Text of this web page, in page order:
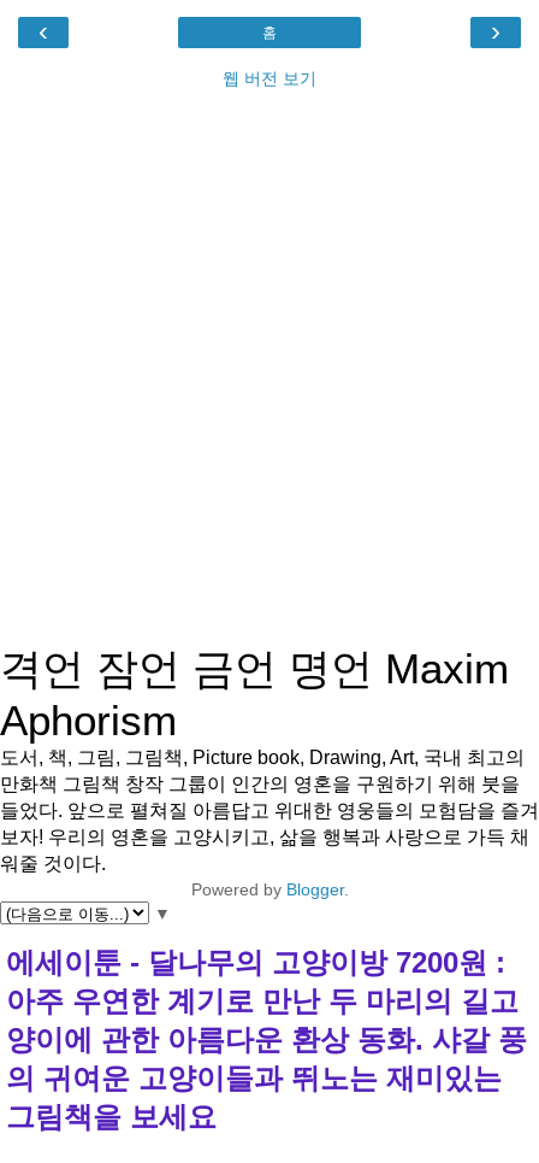
‹ ›
홈
웹 버전 보기
격언 잠언 금언 명언 Maxim
Aphorism
도서, 책, 그림, 그림책, Picture book, Drawing, Art, 국내 최고의
만화책 그림책 창작 그룹이 인간의 영혼을 구원하기 위해 붓을
들었다. 앞으로 펼쳐질 아름답고 위대한 영웅들의 모험담을 즐겨
보자! 우리의 영혼을 고양시키고, 삶을 행복과 사랑으로 가득 채
워줄 것이다.
Powered by Blogger.
▼
에세이툰 - 달나무의 고양이방 7200원 :
아주 우연한 계기로 만난 두 마리의 길고
양이에 관한 아름다운 환상 동화. 샤갈 풍
의 귀여운 고양이들과 뛰노는 재미있는
그림책을 보세요